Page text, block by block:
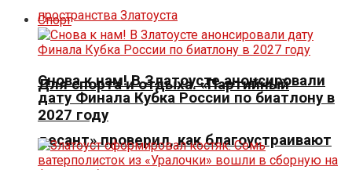
Для спорта и отдыха. «Партийный
десант» проверил, как благоустраивают
Спорт
Снова к нам! В Златоусте анонсировали
дату Финала Кубка России по биатлону в
2027 году